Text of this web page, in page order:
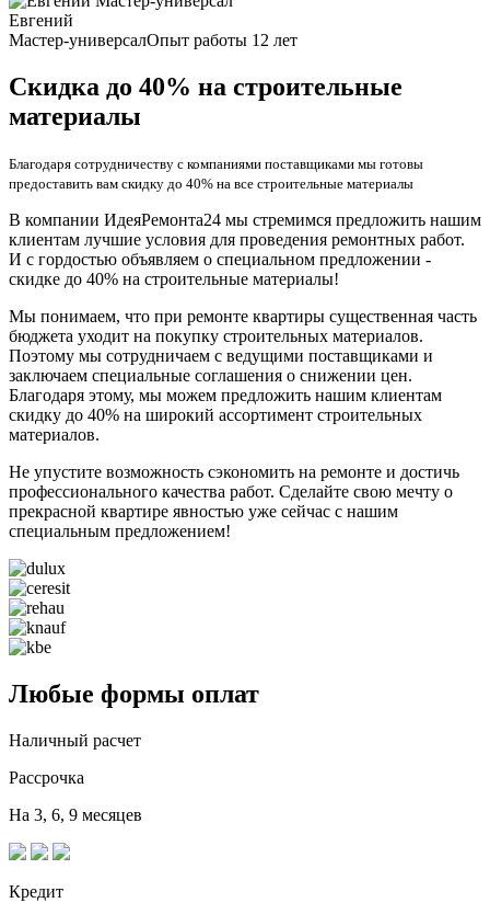
Евгений
Мастер-универсалОпыт работы 12 лет
Скидка до 40% на строительные
материалы
Благодаря сотрудничеству с компаниями поставщиками мы готовы
предоставить вам скидку до 40% на все строительные материалы
В компании ИдеяРемонта24 мы стремимся предложить нашим
клиентам лучшие условия для проведения ремонтных работ.
И с гордостью объявляем о специальном предложении -
скидке до 40% на строительные материалы!
Мы понимаем, что при ремонте квартиры существенная часть
бюджета уходит на покупку строительных материалов.
Поэтому мы сотрудничаем с ведущими поставщиками и
заключаем специальные соглашения о снижении цен.
Благодаря этому, мы можем предложить нашим клиентам
скидку до 40% на широкий ассортимент строительных
материалов.
Не упустите возможность сэкономить на ремонте и достичь
профессионального качества работ. Сделайте свою мечту о
прекрасной квартире явностью уже сейчас с нашим
специальным предложением!
Любые формы оплат
Наличный расчет
Рассрочка
На 3, 6, 9 месяцев
Кредит